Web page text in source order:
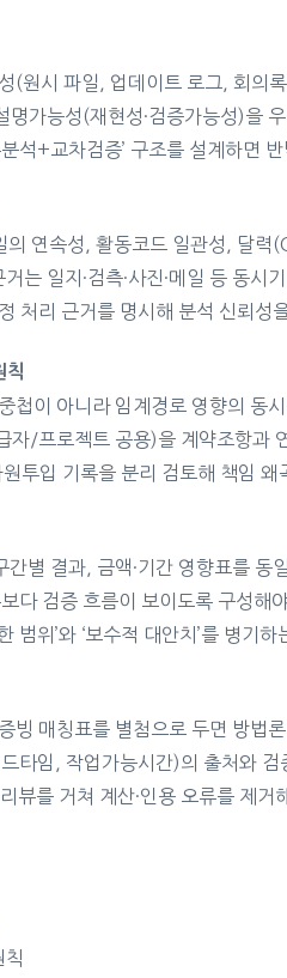
(원시 파일, 업데이트 로그, 회의
가능성(재현성·검증가능성)을
석+교차검증’ 구조를 설계하면
연속성, 활동코드 일관성, 달력
는 일지·검측·사진·메일 등 동시
처리 근거를 명시해 분석 신뢰성
칙
첩이 아니라 임계경로 영향의 동
/프로젝트 공용)을 계약조항과
투입 기록을 분리 검토해 책임 왜
별 결과, 금액·기간 영향표를 동
다 검증 흐름이 보이도록 구성해
범위’와 ‘보수적 대안치’를 병기하
빙 매칭표를 별첨으로 두면 방법론
타임, 작업가능시간)의 출처와 검
뷰를 거쳐 계산·인용 오류를 제거
칙